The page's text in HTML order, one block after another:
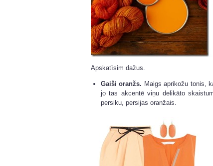
Apskatīsim dažus.
Gaiši oranžs. Maigs aprikožu tonis,
jo tas akcentē viņu delikāto
persiku, persijas oranžais.